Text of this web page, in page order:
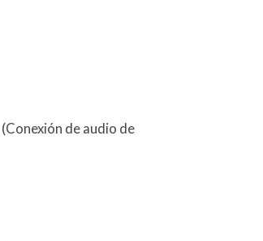
de audio de